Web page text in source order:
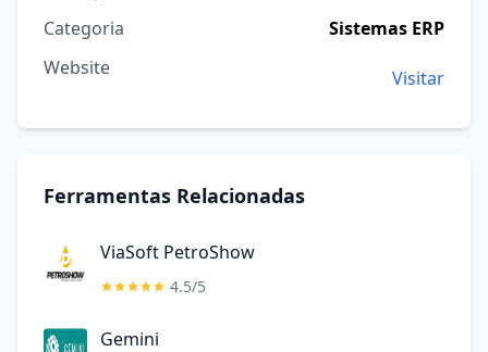
Categoria
Sistemas ERP
Website
Visitar
Ferramentas Relacionadas
ViaSoft PetroShow
4.5/5
Gemini